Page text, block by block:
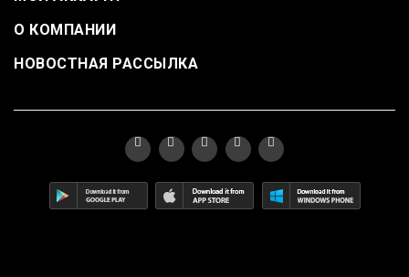
О КОМПАНИИ
НОВОСТНАЯ РАССЫЛКА